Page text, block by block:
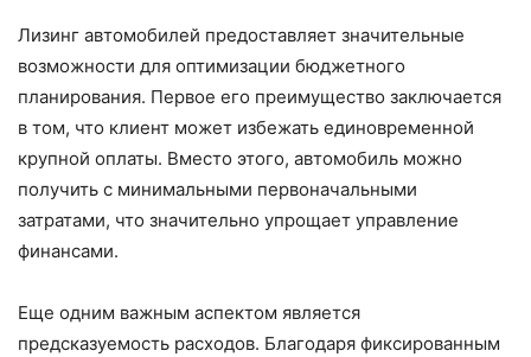
Лизинг автомобилей предоставляет значительные
возможности для оптимизации бюджетного
планирования. Первое его преимущество заключается
в том, что клиент может избежать единовременной
крупной оплаты. Вместо этого, автомобиль можно
получить с минимальными первоначальными
затратами, что значительно упрощает управление
финансами.
Еще одним важным аспектом является
предсказуемость расходов. Благодаря фиксированным